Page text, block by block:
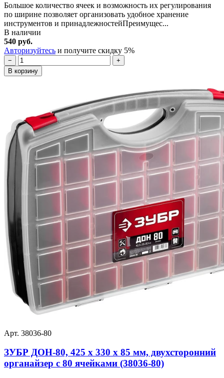
Большое количество ячеек и возможность их регулирования
по ширине позволяет организовать удобное хранение
инструментов и принадлежностейПреимущес...
В наличии
540 руб.
Авторизуйтесь и получите скидку 5%
−
+
В корзину
Арт. 38036-80
ЗУБР ДОН-80, 425 х 330 х 85 мм, двухсторонний
органайзер с 80 ячейками (38036-80)